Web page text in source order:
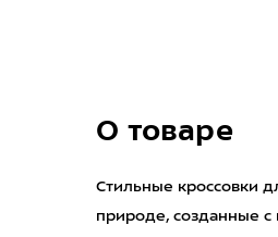
О товаре
Стильные кроссовки
природе, созданные